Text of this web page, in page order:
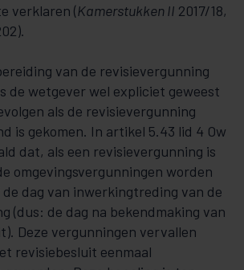
verklaren (Kamerstukken II 2017/18,
van de revisievergunning
de wetgever wel expliciet geweest
als de revisievergunning
is gekomen. In artikel 5.43 lid 4 Ow
dat, als een revisievergunning is
omgevingsvergunningen worden
dag van inwerkingtreding van de
(dus: de dag na bekendmaking van
Deze vergunningen vervallen
revisiebesluit eenmaal